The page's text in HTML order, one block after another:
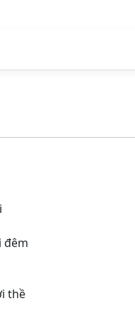
đêm
thề